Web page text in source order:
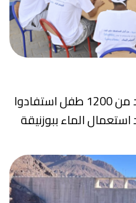
“القرية الذكية للماء”.. أزيد من 1200 طفل استفادوا
الماء ببوزنيقة